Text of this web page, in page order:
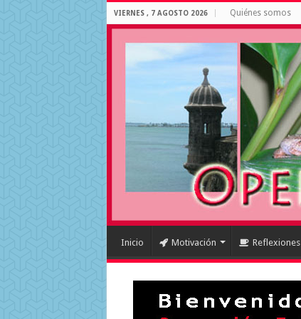
VIERNES , 7 AGOSTO 2026 Quiénes somos
Inicio Motivación Reflexiones